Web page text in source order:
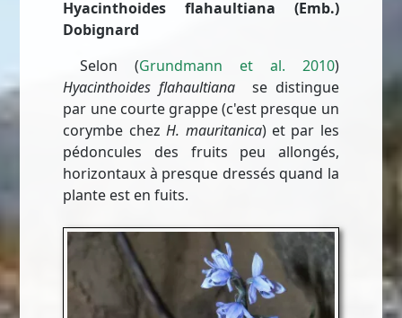
Hyacinthoides flahaultiana (Emb.)
Dobignard
Selon (Grundmann et al. 2010)
Hyacinthoides flahaultiana se distingue
par une courte grappe (c'est presque un
corymbe chezH. mauritanica) et par les
pédoncules des fruits peu allongés,
horizontaux à presque dressés quand la
plante est en fuits.